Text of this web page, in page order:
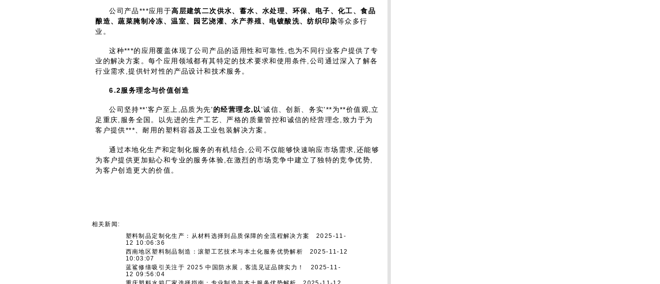
公司产品***应用于高层建筑二次供水、蓄水、水处理、环保、电子、化工、食品
酿造、蔬菜腌制冷冻、温室、园艺浇灌、水产养殖、电镀酸洗、纺织印染等众多行
业。
这种***的应用覆盖体现了公司产品的适用性和可靠性,也为不同行业客户提供了专
业的解决方案。每个应用领域都有其特定的技术要求和使用条件,公司通过深入了解各
行业需求,提供针对性的产品设计和技术服务。
6.2服务理念与价值创造
公司坚持**'客户至上,品质为先'的经营理念,以'诚信、创新、务实'**为**价值观,立
足重庆,服务全国。以先进的生产工艺、严格的质量管控和诚信的经营理念,致力于为
客户提供***、耐用的塑料容器及工业包装解决方案。
通过本地化生产和定制化服务的有机结合,公司不仅能够快速响应市场需求,还能够
为客户提供更加贴心和专业的服务体验,在激烈的市场竞争中建立了独特的竞争优势,
为客户创造更大的价值。
相关新闻:
塑料制品定制化生产：从材料选择到品质保障的全流程解决方案
2025-11-
12 10:06:36
西南地区塑料制品制造：滚塑工艺技术与本土化服务优势解析 2025-11-12
10:03:07
蓝鲨修缮吸引关注于 2025 中国防水展，客流见证品牌实力！
2025-11-
12 09:56:04